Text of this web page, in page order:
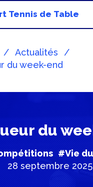
Tennis de Table
Actualités
du week-end
du
#Vie
28 septembre 2025